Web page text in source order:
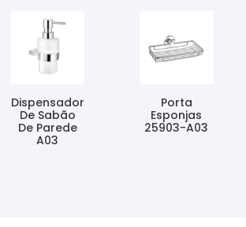
Dispensador
De Sabão
De Parede
A03
Porta
Esponjas
25903-A03